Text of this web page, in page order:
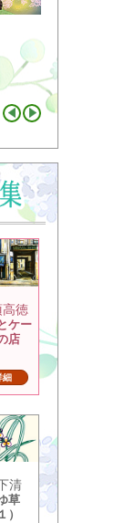
り ...
高徳
ケー
店
細
清
草
）